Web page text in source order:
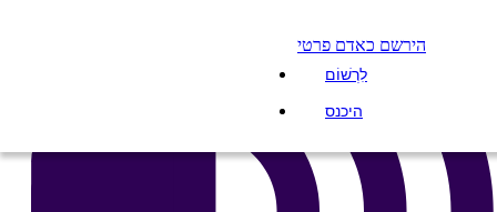
הירשם כאדם פרטי
לִרְשׁוֹם
היכנס